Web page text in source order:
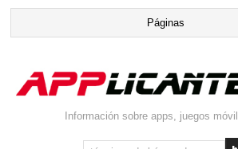
Información sobre apps, juegos